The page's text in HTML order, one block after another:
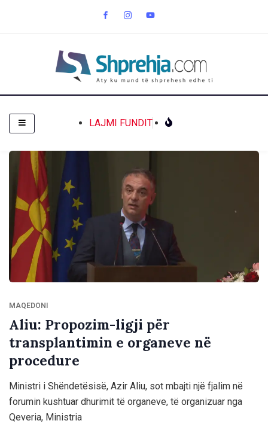
LAJMI FUNDIT
MAQEDONI
Aliu: Propozim-ligji për
transplantimin e organeve në
procedure
Ministri i Shëndetësisë, Azir Aliu, sot mbajti një fjalim në
forumin kushtuar dhurimit të organeve, të organizuar nga
Qeveria, Ministria